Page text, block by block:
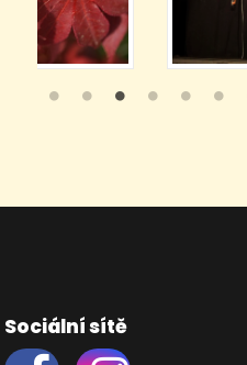
Sociální sítě